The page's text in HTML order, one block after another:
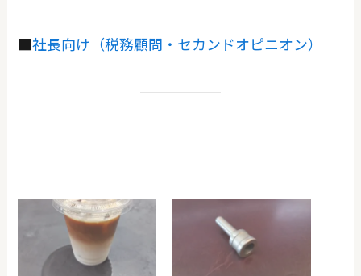
■社長向け（税務顧問・セカンドオピニオン）